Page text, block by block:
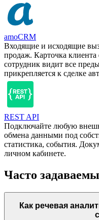
amoCRM
Входящие и исходящие
продаж. Карточка
сотрудник видит все
прикрепляется к сделке
REST API
Подключайте любую
обмена данными под
статистика, события.
личном кабинете.
Часто
Как речевая